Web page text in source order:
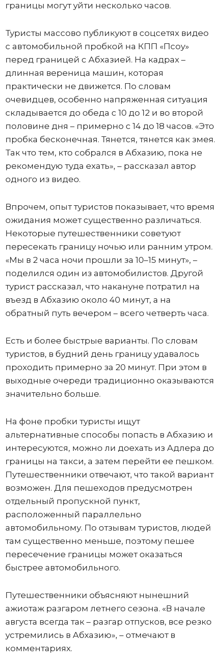
границы могут уйти несколько часов.
Туристы массово публикуют в соцсетях видео
с автомобильной пробкой на КПП «Псоу»
перед границей с Абхазией. На кадрах –
длинная вереница машин, которая
практически не движется. По словам
очевидцев, особенно напряженная ситуация
складывается до обеда с 10 до 12 и во второй
половине дня – примерно с 14 до 18 часов. «Это
пробка бесконечная. Тянется, тянется как змея.
Так что тем, кто собрался в Абхазию, пока не
рекомендую туда ехать», – рассказал автор
одного из видео.
Впрочем, опыт туристов показывает, что время
ожидания может существенно различаться.
Некоторые путешественники советуют
пересекать границу ночью или ранним утром.
«Мы в 2 часа ночи прошли за 10–15 минут», –
поделился один из автомобилистов. Другой
турист рассказал, что накануне потратил на
въезд в Абхазию около 40 минут, а на
обратный путь вечером – всего четверть часа.
Есть и более быстрые варианты. По словам
туристов, в будний день границу удавалось
проходить примерно за 20 минут. При этом в
выходные очереди традиционно оказываются
значительно больше.
На фоне пробки туристы ищут
альтернативные способы попасть в Абхазию и
интересуются, можно ли доехать из Адлера до
границы на такси, а затем перейти ее пешком.
Путешественники отвечают, что такой вариант
возможен. Для пешеходов предусмотрен
отдельный пропускной пункт,
расположенный параллельно
автомобильному. По отзывам туристов, людей
там существенно меньше, поэтому пешее
пересечение границы может оказаться
быстрее автомобильного.
Путешественники объясняют нынешний
ажиотаж разгаром летнего сезона. «В начале
августа всегда так – разгар отпусков, все резко
устремились в Абхазию», – отмечают в
комментариях.